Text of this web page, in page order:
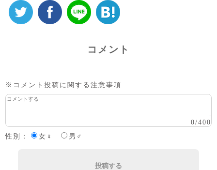
コメント
※コメント投稿に関する注意事項
0/400
性別：
女♀ 男♂
投稿する